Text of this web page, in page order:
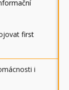
first
i